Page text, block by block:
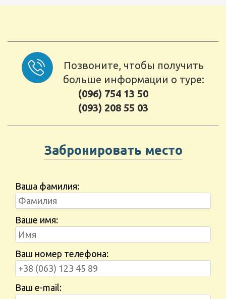
Позвоните, чтобы получить
больше информации о туре:
(096) 754 13 50
(093) 208 55 03
Забронировать место
Ваша фамилия:
Ваше имя:
Ваш номер телефона:
Ваш e-mail: